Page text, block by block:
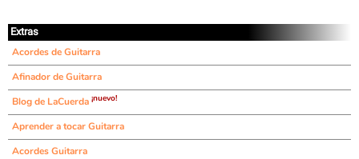
Extras
Acordes de Guitarra
Afinador de Guitarra
Blog de LaCuerda ¡nuevo!
Aprender a tocar Guitarra
Acordes Guitarra